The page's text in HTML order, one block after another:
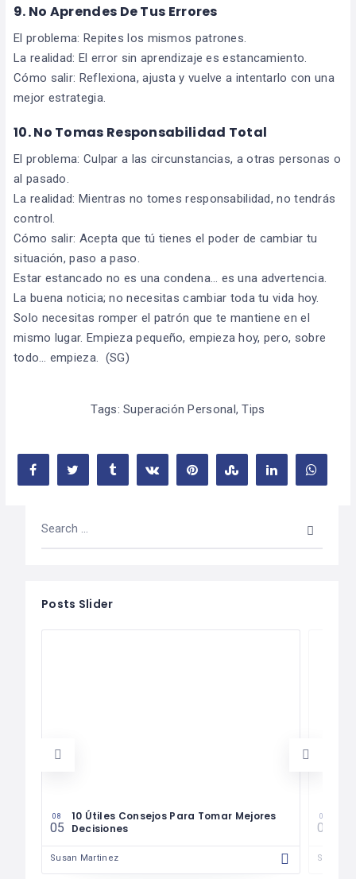
9. No Aprendes De Tus Errores
El problema: Repites los mismos patrones.
La realidad: El error sin aprendizaje es estancamiento.
Cómo salir: Reflexiona, ajusta y vuelve a intentarlo con una
mejor estrategia.
10. No Tomas Responsabilidad Total
El problema: Culpar a las circunstancias, a otras personas o
al pasado.
La realidad: Mientras no tomes responsabilidad, no tendrás
control.
Cómo salir: Acepta que tú tienes el poder de cambiar tu
situación, paso a paso.
Estar estancado no es una condena… es una advertencia.
La buena noticia; no necesitas cambiar toda tu vida hoy.
Solo necesitas romper el patrón que te mantiene en el
mismo lugar. Empieza pequeño, empieza hoy, pero, sobre
todo… empieza. (SG)
Tags:Superación Personal,Tips
Posts Slider
08
05
10 Útiles Consejos Para Tomar Mejores
Decisiones
Susan Martinez
08
04
Susan